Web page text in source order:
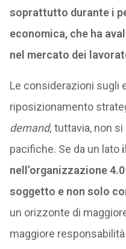
soprattutto durante i
economica, che ha
nel mercato dei
Le considerazioni sugli
riposizionamento
demand, tuttavia, non
pacifiche. Se da un lato
nell’organizzazione
soggetto e non solo
un orizzonte di
maggiore